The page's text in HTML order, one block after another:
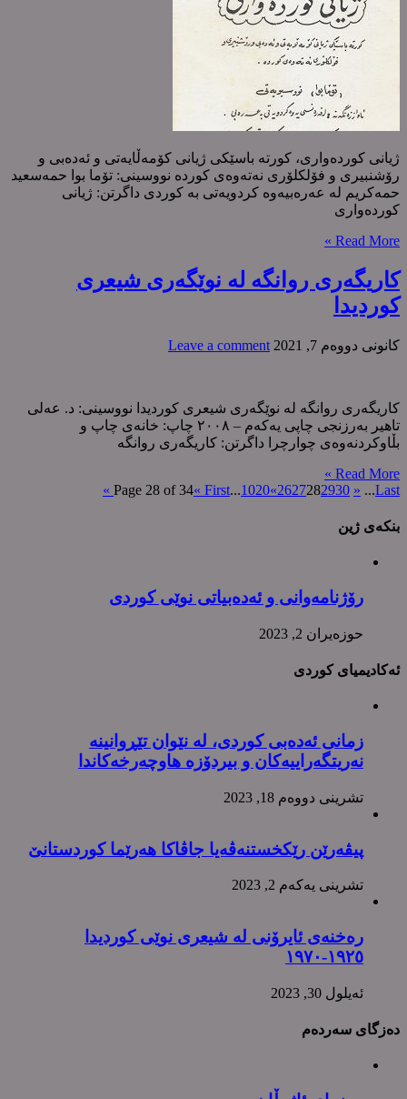
ژیانی کوردەواری، کورتە باسێکی ژیانی کۆمەڵایەتی و ئەدەبی و
رۆشنبیری و فۆلکلۆری نەتەوەی کوردە نووسینی: تۆما بوا حمەسعید
حمەکریم لە عەرەبیەوە کردویەتی بە کوردی داگرتن: ژیانی
کوردەواری
Read More »
کاریگەری روانگە لە نوێگەری شیعری
کوردیدا
كانونی دووه‌م 7, 2021 Leave a comment
کاریگەری روانگە لە نوێگەری شیعری کوردیدا نووسینی: د. عەلی
تاهیر بەرزنجی چاپی یەکەم – ٢٠٠٨ چاپ: خانەی چاپ و
بڵاوکردنەوەی چوارچرا داگرتن: کاریگەری روانگە
Read More »
Page 28 of 34« First...1020«2627282930 » ...Last »
بنکەی ژین
رۆژنامەوانی و ئەدەبیاتی نوێی کوردی
حوزه‌یران 2, 2023
ئەکادیمیای کوردی
زمانی ئەدەبی کوردی، لە نێوان تێڕوانینە
نەریتگەراییەکان و بیردۆزە هاوچەرخەکاندا
تشرینی دووه‌م 18, 2023
پیڤەرێن رێکخستنەڤەیا جاڤاکا هەرێما کوردستانێ
تشرینی یه‌كه‌م 2, 2023
رەخنەی ئایرۆنی لە شیعری نوێی کوردیدا
١٩٢٥-١٩٧٠
ئه‌یلول 30, 2023
دەزگای سەردەم